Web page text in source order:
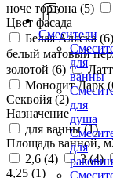
Смесители
для
ванны
для
душа
для
ноче тортона (5)
Цвет фасада
Белая Аляска (6)
белый матовый
золотой (6)
Монолит Дарк (
Секвойя (2)
Назначение
для ванны (1)
Площадь ванной,
2,6 (4) 3 (4)
4,25 (1)